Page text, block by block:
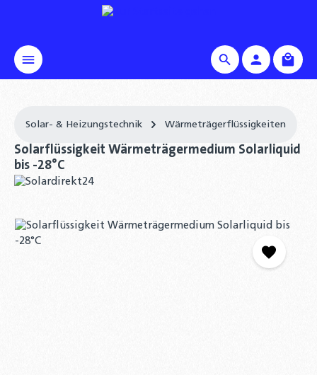
Solar- & Heizungstechnik Wärmeträgerflüssigkeiten
Solarflüssigkeit Wärmeträgermedium Solarliquid
bis -28°C
Bildergalerie überspringen